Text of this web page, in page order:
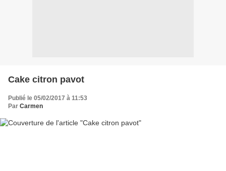
Cake citron pavot
Publié le 05/02/2017 à 11:53
Par Carmen